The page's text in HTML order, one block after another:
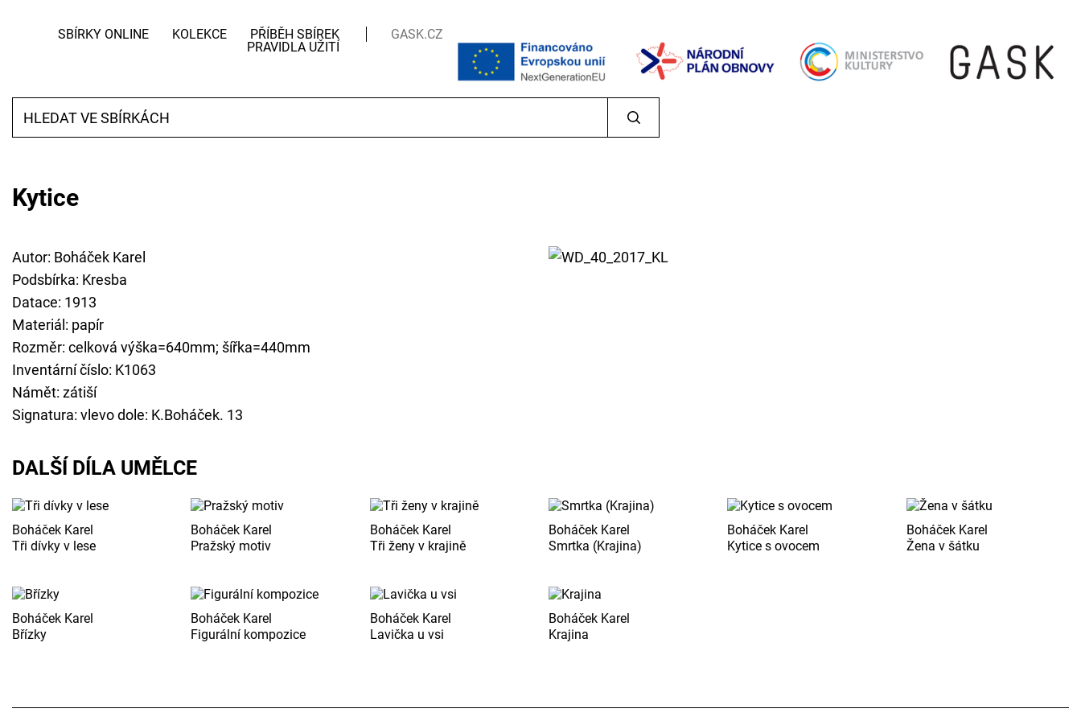
SBÍRKY ONLINE KOLEKCE
PŘÍBĚH SBÍREK
PRAVIDLA UŽITÍ
GASK.CZ
Kytice
Autor: Boháček Karel
Podsbírka: Kresba
Datace: 1913
Materiál: papír
Rozměr: celková výška=640mm; šířka=440mm
Inventární číslo: K1063
Námět: zátiší
Signatura: vlevo dole: K.Boháček. 13
DALŠÍ DÍLA UMĚLCE
Boháček Karel
Tři dívky v lese
Boháček Karel
Pražský motiv
Boháček Karel
Tři ženy v krajině
Boháček Karel
Smrtka (Krajina)
Boháček Karel
Kytice s ovocem
Boháček Karel
Žena v šátku
Boháček Karel
Břízky
Boháček Karel
Figurální kompozice
Boháček Karel
Lavička u vsi
Boháček Karel
Krajina